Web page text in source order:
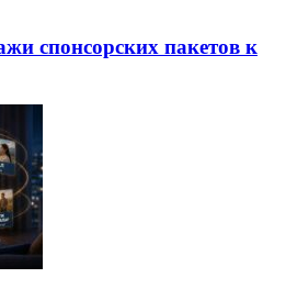
спонсорских пакетов к